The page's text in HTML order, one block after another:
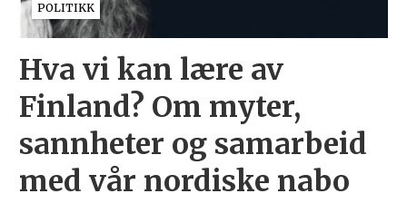
POLITIKK
Hva vi kan lære av
Finland? Om myter,
sannheter og samarbeid
med vår nordiske nabo